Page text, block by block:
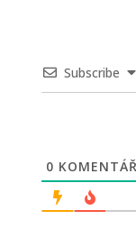
Subscribe
0